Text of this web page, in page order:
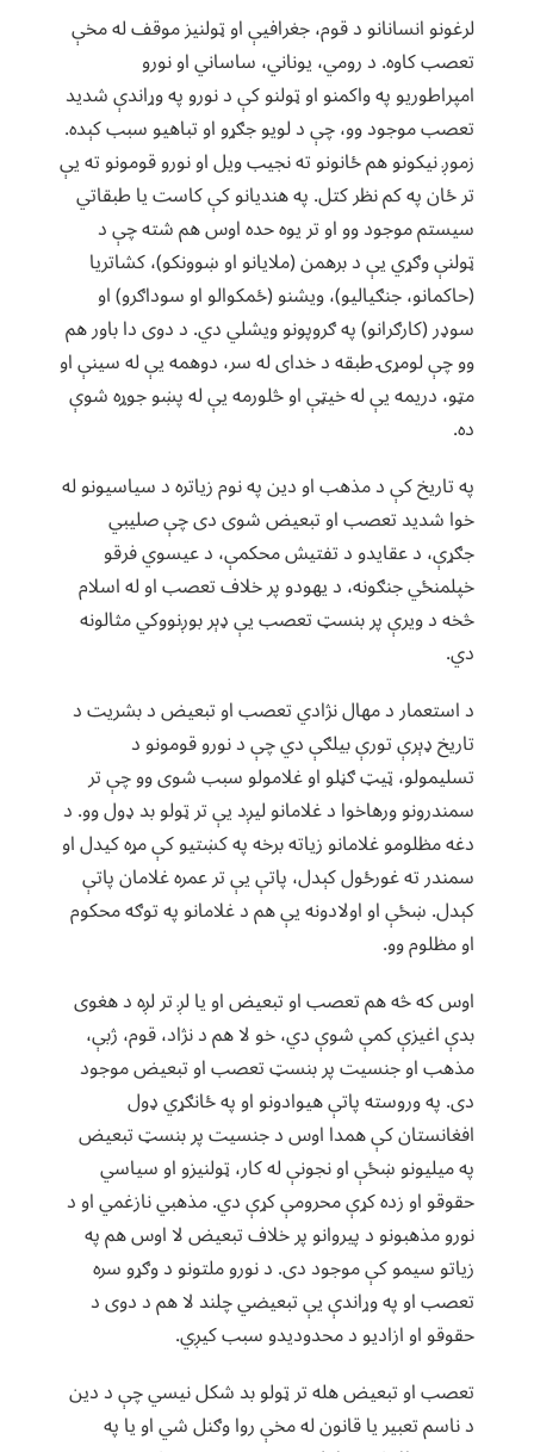
لرغونو انسانانو د قوم، جغرافیې او ټولنیز موقف له مخې
تعصب کاوه. د رومي، یوناني، ساساني او نورو
امپراطوریو په واکمنو او ټولنو کې د نورو په وړاندې شدید
تعصب موجود وو، چې د لویو جګړو او تباهیو سبب کېده.
زموږ نیکونو هم ځانونو ته نجیب ویل او نورو قومونو ته یې
تر ځان په کم نظر کتل. په هندیانو کې کاست یا طبقاتي
سیستم موجود وو او تر یوه حده اوس هم شته چې د
ټولنې وګړي یې د برهمن (ملایانو او ښوونکو)، کشاتریا
(حاکمانو، جنګیالیو)، ویشنو (ځمکوالو او سوداګرو) او
سوډر (کارګرانو) په ګروپونو ویشلي دي. د دوی دا باور هم
وو چې لومړۍ طبقه د خدای له سر، دوهمه یې له سینې او
مټو، دریمه یې له خیټې او څلورمه یې له پښو جوړه شوې
ده.
په تاریخ کې د مذهب او دین په نوم زیاتره د سیاسیونو له
خوا شدید تعصب او تبعیض شوی دی چې صلیبي
جګړې، د عقایدو د تفتیش محکمې، د عیسوي فرقو
خپلمنځي جنګونه، د یهودو پر خلاف تعصب او له اسلام
څخه د ویرې پر بنسټ تعصب یې ډېر بوږنووکي مثالونه
دي.
د استعمار د مهال نژادي تعصب او تبعیض د بشریت د
تاریخ ډېرې تورې بیلګې دي چې د نورو قومونو د
تسلیمولو، ټیټ ګڼلو او غلامولو سبب شوی وو چې تر
سمندرونو ورهاخوا د غلامانو لیږد یې تر ټولو بد ډول وو. د
دغه مظلومو غلامانو زیاته برخه په کښتیو کې مړه کیدل او
سمندر ته غورځول کېدل، پاتې یې تر عمره غلامان پاتې
کېدل. ښځې او اولادونه یې هم د غلامانو په توګه محکوم
او مظلوم وو.
اوس که څه هم تعصب او تبعیض او یا لږ تر لږه د هغوی
بدې اغیزې کمې شوې دي، خو لا هم د نژاد، قوم، ژبې،
مذهب او جنسیت پر بنسټ تعصب او تبعیض موجود
دی. په وروسته پاتې هیوادونو او په ځانګړي ډول
افغانستان کې همدا اوس د جنسیت پر بنسټ تبعیض
په میلیونو ښځې او نجونې له کار، ټولنیزو او سیاسي
حقوقو او زده کړې محرومې کړې دي. مذهبي نازغمي او د
نورو مذهبونو د پیروانو پر خلاف تبعیض لا اوس هم په
زیاتو سیمو کې موجود دی. د نورو ملتونو د وګړو سره
تعصب او په وړاندې یې تبعیضي چلند لا هم د دوی د
حقوقو او ازادیو د محدودیدو سبب کیږي.
تعصب او تبعیض هله تر ټولو بد شکل نیسي چې د دین
د ناسم تعبیر یا قانون له مخې روا وګنل شي او یا په